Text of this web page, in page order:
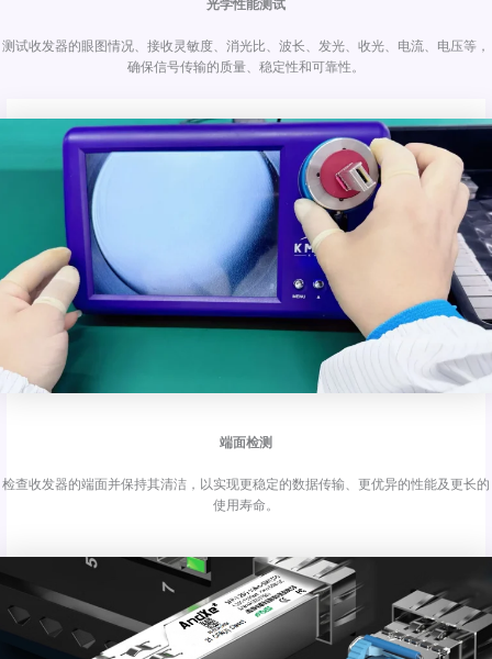
光学性能测试
测试收发器的眼图情况、接收灵敏度、消光比、波长、发光、收光、电流、电压等，
确保信号传输的质量、稳定性和可靠性。
端面检测
检查收发器的端面并保持其清洁，以实现更稳定的数据传输、更优异的性能及更长的
使用寿命。